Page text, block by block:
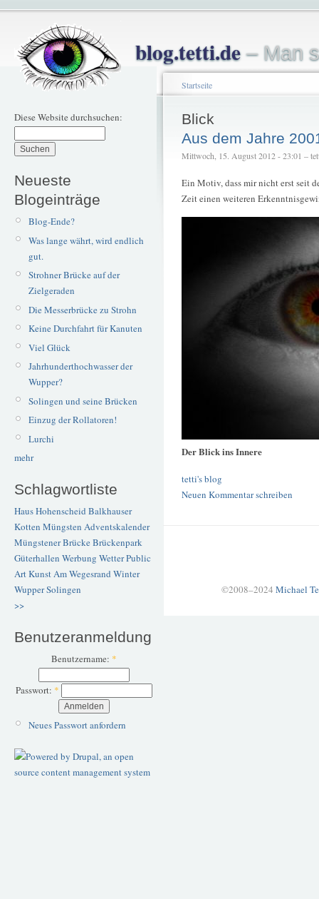
blog.tetti.de– Man
Diese Website durchsuchen:
Neueste
Blogeinträge
Blog-Ende?
Was lange währt, wird endlich
gut.
Strohner Brücke auf der
Zielgeraden
Die Messerbrücke zu Strohn
Keine Durchfahrt für Kanuten
Viel Glück
Jahrhunderthochwasser der
Wupper?
Solingen und seine Brücken
Einzug der Rollatoren!
Lurchi
mehr
Schlagwortliste
Haus Hohenscheid Balkhauser
Kotten Müngsten Adventskalender
Müngstener BrückeBrückenpark
Güterhallen Werbung WetterPublic
ArtKunstAm Wegesrand Winter
WupperSolingen
>>
Benutzeranmeldung
Benutzername: *
Passwort: *
Neues Passwort anfordern
Startseite
Blick
Aus dem Jahre
Mittwoch, 15. August 2012 - 23:01 –
Ein Motiv, dass mir nicht erst seit
Zeit einen weiteren
Der Blick ins Innere
tetti's blog
Neuen Kommentar schreiben
©2008–2024 Michael